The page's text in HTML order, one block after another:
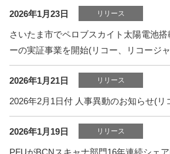
2026年1月23日 リリース
さいたま市でペロブスカイト太陽電池
ーの実証事業を開始(リコー、リコージ
2026年1月21日 リリース
2026年2月1日付 人事異動のお知らせ(リ
2026年1月19日 リリース
PFUがBCNスキャナ部門16年連続シェア